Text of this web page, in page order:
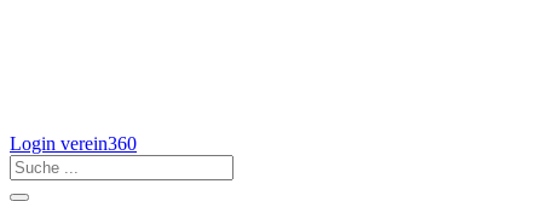
Login verein360
Search
...